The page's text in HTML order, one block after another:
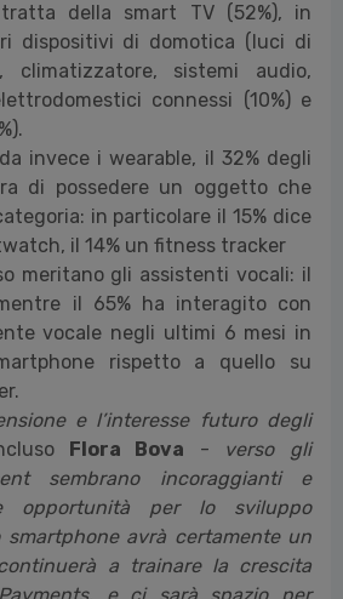
della smart TV (52%), in
dispositivi di domotica (luci di
climatizzatore, sistemi audio,
connessi (10%) e
invece i wearable, il 32% degli
di possedere un oggetto che
in particolare il 15% dice
il 14% un fitness tracker
meritano gli assistenti vocali: il
il 65% ha interagito con
vocale negli ultimi 6 mesi in
rispetto a quello su
e l’interesse futuro degli
Flora Bova - verso gli
sembrano incoraggianti e
opportunità per lo sviluppo
smartphone avrà certamente un
a trainare la crescita